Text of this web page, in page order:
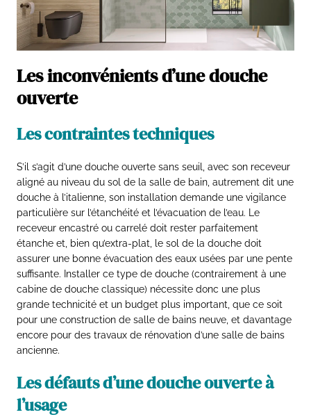
Les inconvénients d’une douche
ouverte
Les contraintes techniques
S’il s’agit d’une douche ouverte sans seuil, avec son receveur
aligné au niveau du sol de la salle de bain, autrement dit une
douche à l’italienne, son installation demande une vigilance
particulière sur l’étanchéité et l’évacuation de l’eau. Le
receveur encastré ou carrelé doit rester parfaitement
étanche et, bien qu’extra-plat, le sol de la douche doit
assurer une bonne évacuation des eaux usées par une pente
suffisante. Installer ce type de douche (contrairement à une
cabine de douche classique) nécessite donc une plus
grande technicité et un budget plus important, que ce soit
pour une construction de salle de bains neuve, et davantage
encore pour des travaux de rénovation d’une salle de bains
ancienne.
Les défauts d’une douche ouverte à
l’usage